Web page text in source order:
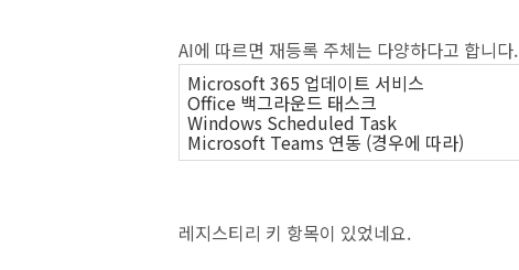
AI에 따르면 재등록 주체는 다양하다고 합니다.
Microsoft 365 업데이트 서비스
Office 백그라운드 태스크
Windows Scheduled Task
Microsoft Teams 연동 (경우에 따라)
레지스티리 키 항목이 있었네요.